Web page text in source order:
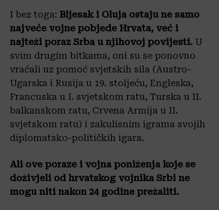
I bez toga: Bljesak i Oluja ostaju ne samo
najveće vojne pobjede Hrvata, već i
najteži poraz Srba u njihovoj povijesti. U
svim drugim bitkama, oni su se ponovno
vraćali uz pomoć svjetskih sila (Austro-
Ugarska i Rusija u 19. stoljeću, Engleska,
Francuska u I. svjetskom ratu, Turska u II.
balkanskom ratu, Crvena Armija u II.
svjetskom ratu) i zakulisnim igrama svojih
diplomatsko-političkih igara.
Ali ove poraze i vojna poniženja koje se
doživjeli od hrvatskog vojnika Srbi ne
mogu niti nakon 24 godine prežaliti.